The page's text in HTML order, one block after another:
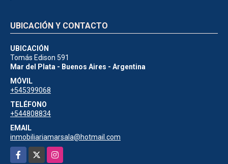
UBICACIÓN Y CONTACTO
UBICACIÓN
Tomás Edison 591
Mar del Plata - Buenos Aires - Argentina
MÓVIL
+545399068
TELÉFONO
+544808834
EMAIL
inmobiliariamarsala@hotmail.com
Facebook
Instagram